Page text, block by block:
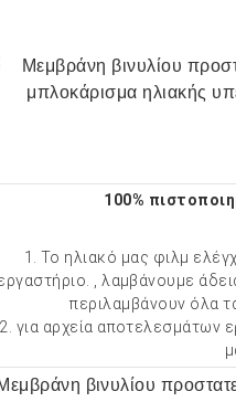
100%
1. Το ηλιακό μας φιλμ
, λαμβάνουμε
περιλαμβάνουν όλα
2. για αρχεία αποτελεσμάτων